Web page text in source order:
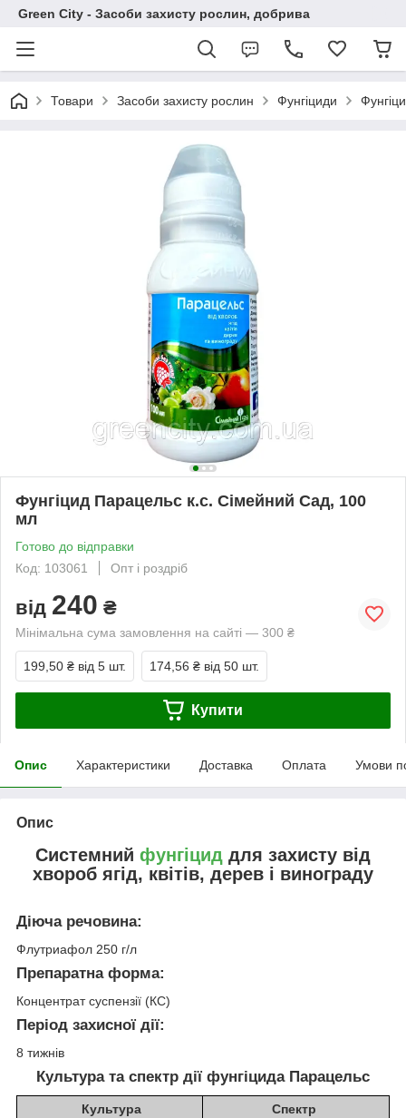
Green City - Засоби захисту рослин, добрива
Товари Засоби захисту рослин Фунгіциди
Фунгіцид Парацельс к.с. Сімейний Сад, 100
мл
Готово до відправки
Код: 103061
Опт і роздріб
від 240 ₴
Мінімальна сума замовлення на сайті — 300 ₴
199,50 ₴ від 5 шт. 174,56 ₴ від 50 шт.
Купити
Опис Характеристики Доставка Оплата Умови
Опис
Системний фунгіцид для захисту від
хвороб ягід, квітів, дерев і винограду
Діюча речовина:
Флутриафол 250 г/л
Препаратна форма:
Концентрат суспензії (КС)
Період захисної дії:
8 тижнів
Культура та спектр дії фунгіцида Парацельс
Культура
Спектр